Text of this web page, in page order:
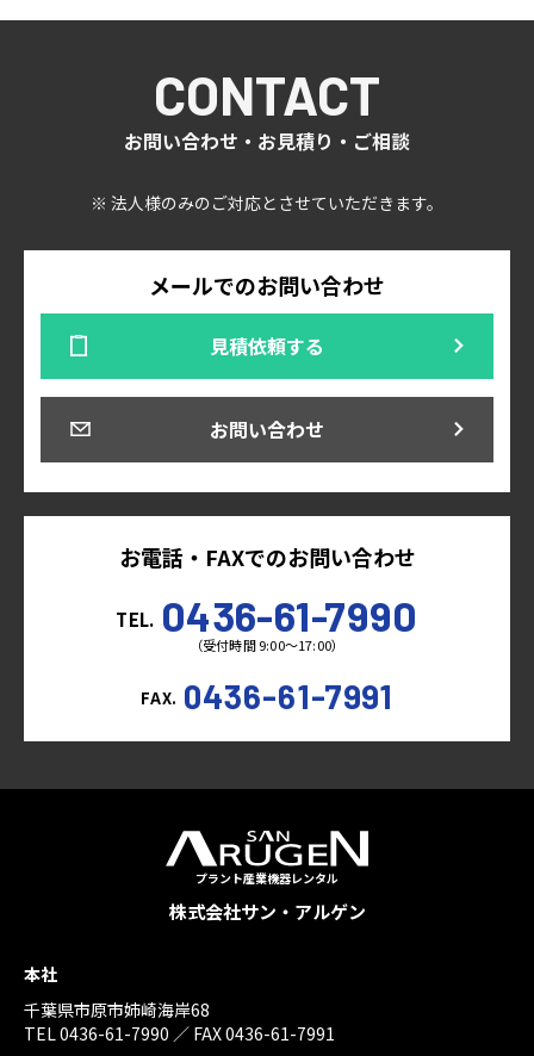
CONTACT
お問い合わせ・お見積り・ご相談
※ 法人様のみのご対応とさせていただきます。
メールでのお問い合わせ
見積依頼する
お問い合わせ
お電話・FAXでのお問い合わせ
TEL. 0436-61-7990
（受付時間 9:00～17:00）
FAX. 0436-61-7991
プラント産業機器レンタル
株式会社サン・アルゲン
本社
千葉県市原市姉崎海岸68
TEL 0436-61-7990 ／ FAX 0436-61-7991